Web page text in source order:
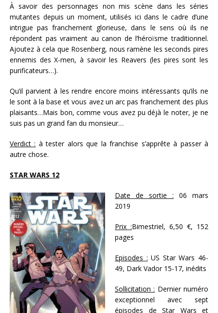
À savoir des personnages non mis scène dans les séries
mutantes depuis un moment, utilisés ici dans le cadre d’une
intrigue pas franchement glorieuse, dans le sens où ils ne
répondent pas vraiment au canon de l’héroïsme traditionnel.
Ajoutez à cela que Rosenberg, nous ramène les seconds pires
ennemis des X-men, à savoir les Reavers (les pires sont les
purificateurs…).
Qu’il parvient à les rendre encore moins intéressants qu’ils ne
le sont à la base et vous avez un arc pas franchement des plus
plaisants…Mais bon, comme vous avez pu déjà le noter, je ne
suis pas un grand fan du monsieur…
Verdict : à tester alors que la franchise s’apprête à passer à
autre chose.
STAR WARS 12
Date de sortie : 06 mars
2019
Prix :Bimestriel, 6,50 €, 152
pages
Episodes : US Star Wars 46-
49, Dark Vador 15-17, inédits
Sollicitation : Dernier numéro
exceptionnel avec sept
épisodes de Star Wars et